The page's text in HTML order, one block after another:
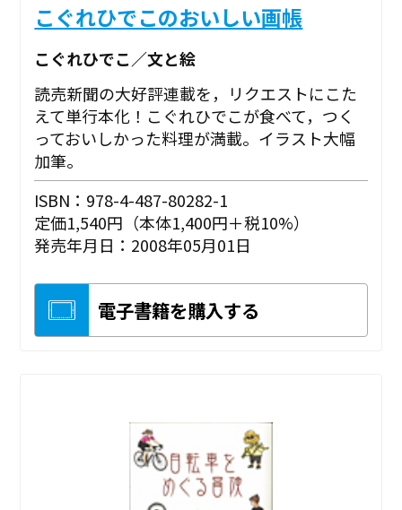
こぐれひでこのおいしい画帳
こぐれひでこ／文と絵
読売新聞の大好評連載を，リクエストにこた
えて単行本化！こぐれひでこが食べて，つく
っておいしかった料理が満載。イラスト大幅
加筆。
ISBN：978-4-487-80282-1
定価1,540円（本体1,400円＋税10%）
発売年月日：2008年05月01日
電子書籍を購入する